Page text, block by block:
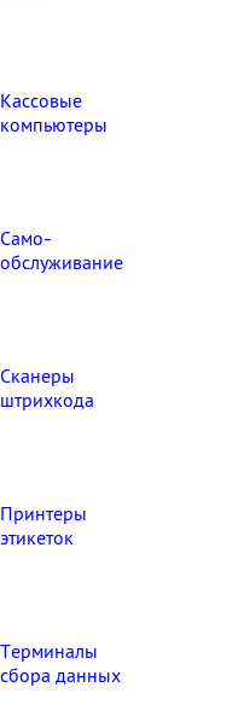
Кассовые
компьютеры
Само-
обслуживание
Сканеры
штрихкода
Принтеры
этикеток
Терминалы
сбора данных